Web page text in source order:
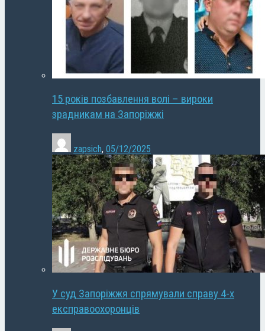
15 років позбавлення волі – вироки
зрадникам на Запоріжжі
zapsich, 05/12/2025
У суд Запоріжжя спрямували справу 4-х
експравоохоронців